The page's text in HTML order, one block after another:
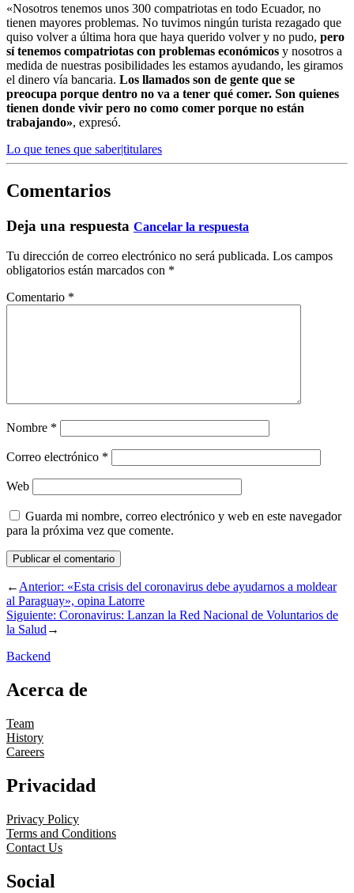
«Nosotros tenemos unos 300 compatriotas en todo Ecuador, no
tienen mayores problemas. No tuvimos ningún turista rezagado que
quiso volver a última hora que haya querido volver y no pudo, pero
sí tenemos compatriotas con problemas económicos y nosotros a
medida de nuestras posibilidades les estamos ayudando, les giramos
el dinero vía bancaria. Los llamados son de gente que se
preocupa porque dentro no va a tener qué comer. Son quienes
tienen donde vivir pero no como comer porque no están
trabajando», expresó.
Lo que tenes que saber|titulares
Comentarios
Deja una respuesta Cancelar la respuesta
Tu dirección de correo electrónico no será publicada. Los campos
obligatorios están marcados con *
Comentario *
Nombre *
Correo electrónico *
Web
Guarda mi nombre, correo electrónico y web en este navegador
para la próxima vez que comente.
←Anterior: «Esta crisis del coronavirus debe ayudarnos a moldear
al Paraguay», opina Latorre
Siguiente: Coronavirus: Lanzan la Red Nacional de Voluntarios de
la Salud→
Backend
Acerca de
Team
History
Careers
Privacidad
Privacy Policy
Terms and Conditions
Contact Us
Social